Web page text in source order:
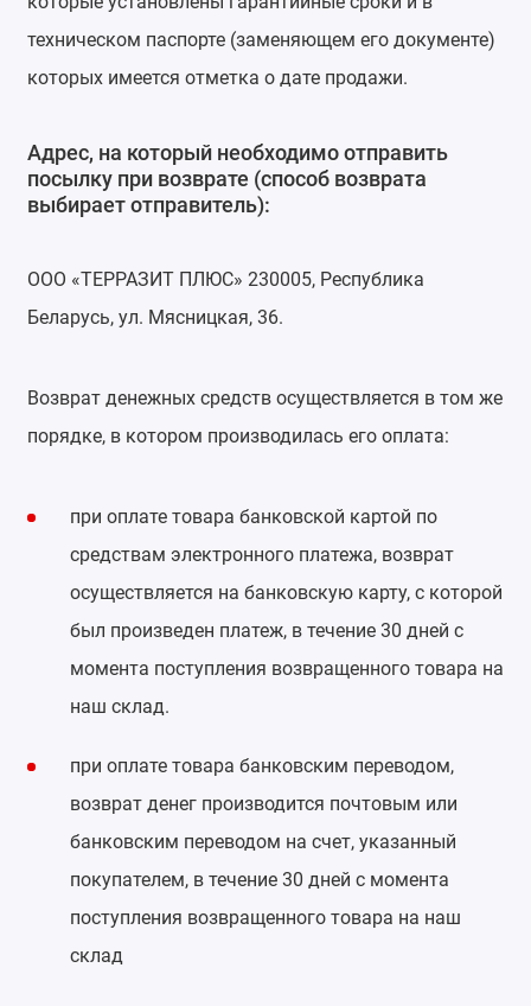
техническом паспорте (заменяющем его документе)
которых имеется отметка о дате продажи.
Адрес, на который необходимо отправить
посылку при возврате (способ возврата
выбирает отправитель):
ООО «ТЕРРАЗИТ ПЛЮС» 230005, Республика
Беларусь, ул. Мясницкая, 36.
Возврат денежных средств осуществляется в том же
порядке, в котором производилась его оплата:
при оплате товара банковской картой по
средствам электронного платежа, возврат
осуществляется на банковскую карту, с которой
был произведен платеж, в течение 30 дней с
момента поступления возвращенного товара на
наш склад.
при оплате товара банковским переводом,
возврат денег производится почтовым или
банковским переводом на счет, указанный
покупателем, в течение 30 дней с момента
поступления возвращенного товара на наш
склад